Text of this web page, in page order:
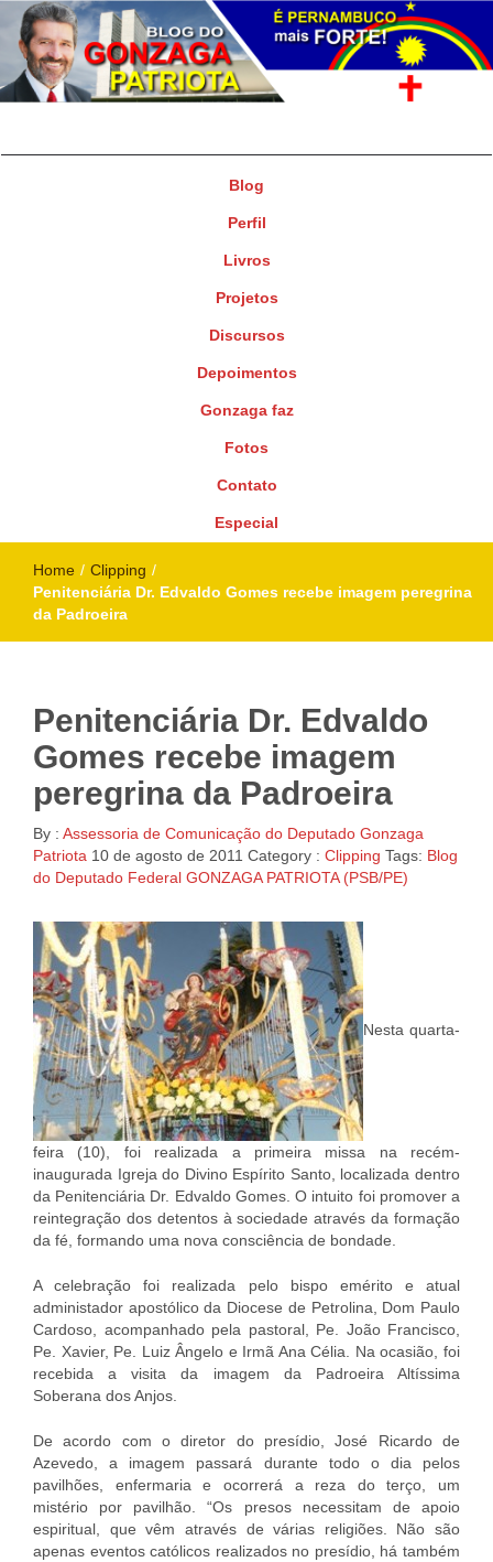
Blog
Perfil
Livros
Projetos
Discursos
Depoimentos
Gonzaga faz
Fotos
Contato
Especial
Home / Clipping /
Penitenciária Dr. Edvaldo Gomes recebe imagem peregrina
da Padroeira
Penitenciária Dr. Edvaldo
Gomes recebe imagem
peregrina da Padroeira
By : Assessoria de Comunicação do Deputado Gonzaga
Patriota 10 de agosto de 2011 Category : Clipping Tags: Blog
do Deputado Federal GONZAGA PATRIOTA (PSB/PE)
Nesta quarta-
feira (10), foi realizada a primeira missa na recém-
inaugurada Igreja do Divino Espírito Santo, localizada dentro
da Penitenciária Dr. Edvaldo Gomes. O intuito foi promover a
reintegração dos detentos à sociedade através da formação
da fé, formando uma nova consciência de bondade.
A celebração foi realizada pelo bispo emérito e atual
administador apostólico da Diocese de Petrolina, Dom Paulo
Cardoso, acompanhado pela pastoral, Pe. João Francisco,
Pe. Xavier, Pe. Luiz Ângelo e Irmã Ana Célia. Na ocasião, foi
recebida a visita da imagem da Padroeira Altíssima
Soberana dos Anjos.
De acordo com o diretor do presídio, José Ricardo de
Azevedo, a imagem passará durante todo o dia pelos
pavilhões, enfermaria e ocorrerá a reza do terço, um
mistério por pavilhão. “Os presos necessitam de apoio
espiritual, que vêm através de várias religiões. Não são
apenas eventos católicos realizados no presídio, há também